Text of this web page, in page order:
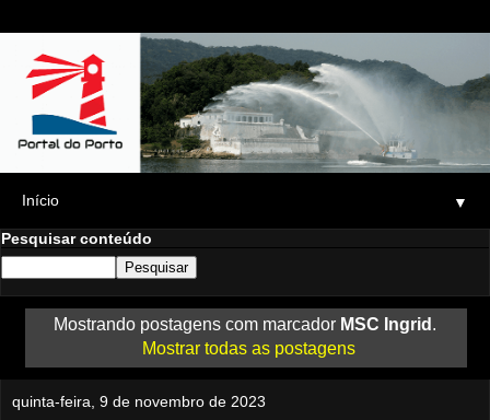
▼
Pesquisar conteúdo
Mostrando postagens com marcador MSC Ingrid .
Mostrar todas as postagens
quinta-feira, 9 de novembro de 2023